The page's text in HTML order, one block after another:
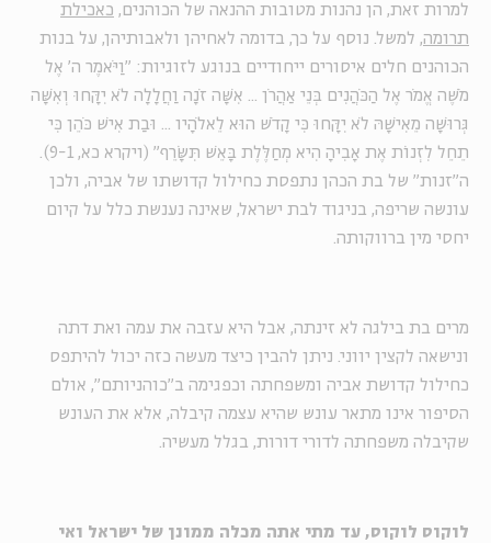
למרות זאת, הן נהנות מטובות ההנאה של הכוהנים, כאכילת
תרומה, למשל. נוסף על כך, בדומה לאחיהן ולאבותיהן, על בנות
הכוהנים חלים איסורים ייחודיים בנוגע לזוגיות: "וַיֹּאמֶר ה' אֶל
מֹשֶׁה אֱמֹר אֶל הַכֹּהֲנִים בְּנֵי אַהֲרֹן ... אִשָּׁה זֹנָה וַחֲלָלָה לֹא יִקָּחוּ וְאִשָּׁה
גְּרוּשָׁה מֵאִישָׁהּ לֹא יִקָּחוּ כִּי קָדֹשׁ הוּא לֵאלֹהָיו ... וּבַת אִישׁ כֹּהֵן כִּי
תֵחֵל לִזְנוֹת אֶת אָבִיהָ הִיא מְחַלֶּלֶת בָּאֵשׁ תִּשָּׂרֵף" (ויקרא כא, 9-1).
ה"זנות" של בת הכהן נתפסת כחילול קדושתו של אביה, ולכן
עונשה שריפה, בניגוד לבת ישראל, שאינה נענשת כלל על קיום
יחסי מין ברווקותה.
מרים בת בילגה לא זינתה, אבל היא עזבה את עמה ואת דתה
ונישאה לקצין יווני. ניתן להבין כיצד מעשה כזה יכול להיתפס
כחילול קדושת אביה ומשפחתה וכפגימה ב"כוהניותם", אולם
הסיפור אינו מתאר עונש שהיא עצמה קיבלה, אלא את העונש
שקיבלה משפחתה לדורי דורות, בגלל מעשיה.
לוקוס לוקוס, עד מתי אתה מכלה ממונן של ישראל ואי